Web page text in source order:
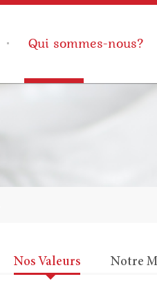
Qui sommes-nous?
Nos Valeurs Notre